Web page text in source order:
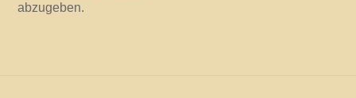
abzugeben.